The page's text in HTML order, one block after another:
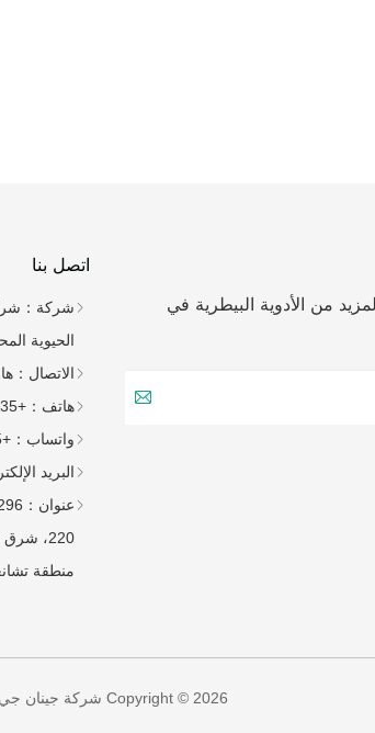
اتصل بنا
شركة：
الحيوية
الاتصال：
هاتف： +8615053179635
واتساب： +8615053179635
البريد
عنوان：
220،
منطقة
من الأدوية البيطرية في
Copyright © 2026 شركة جينان جي سي آي للتكنولوجيا الحيوية المحدودة.